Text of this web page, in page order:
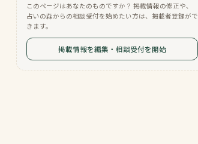
このページはあなたのものですか？ 掲載情報の修正や、
占いの森からの相談受付を始めたい方は、掲載者登録がで
きます。
掲載情報を編集・相談受付を開始